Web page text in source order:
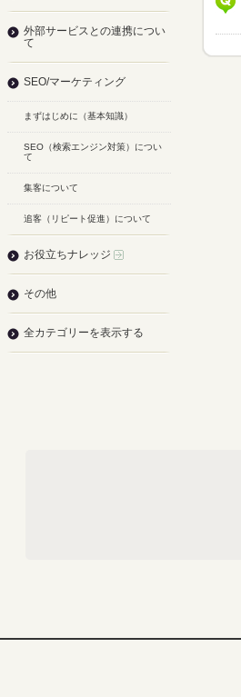
外部サービスとの連携につい
て
SEO/マーケティング
まずはじめに（基本知識）
SEO（検索エンジン対策）につい
て
集客について
追客（リピート促進）について
お役立ちナレッジ
その他
全カテゴリーを表示する